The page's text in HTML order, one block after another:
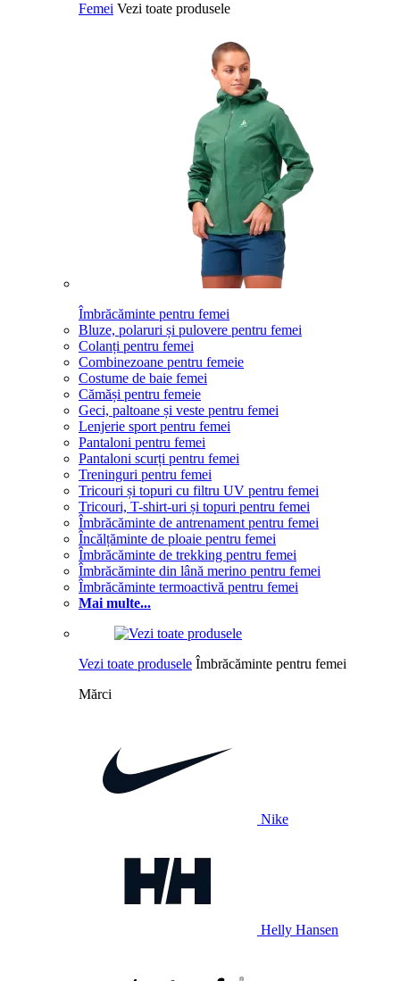
Femei Vezi toate produsele
Îmbrăcăminte pentru femei
Bluze, polaruri și pulovere pentru femei
Colanți pentru femei
Combinezoane pentru femeie
Costume de baie femei
Cămăși pentru femeie
Geci, paltoane și veste pentru femei
Lenjerie sport pentru femei
Pantaloni pentru femei
Pantaloni scurți pentru femei
Treninguri pentru femei
Tricouri și topuri cu filtru UV pentru femei
Tricouri, T-shirt-uri și topuri pentru femei
Îmbrăcăminte de antrenament pentru femei
Încălțăminte de ploaie pentru femei
Îmbrăcăminte de trekking pentru femei
Îmbrăcăminte din lână merino pentru femei
Îmbrăcăminte termoactivă pentru femei
Mai multe...
Vezi toate produsele Îmbrăcăminte pentru femei
Mărci
Nike
Helly Hansen